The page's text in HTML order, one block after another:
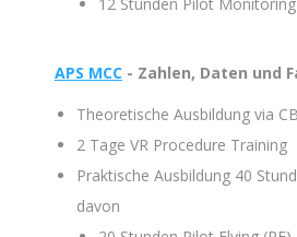
APS MCC - Zahlen, Daten und
Theoretische Ausbildung via
2 Tage VR Procedure Training
Praktische Ausbildung 40
davon